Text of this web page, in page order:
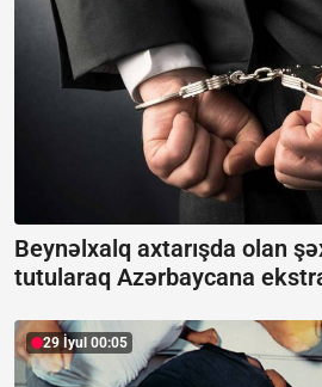
Beynəlxalq axtarışda olan
tutularaq Azərbaycana
29 İyul 00:05